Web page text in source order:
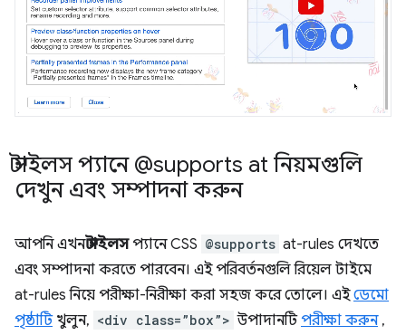
স্টাইলস প্যানে @supports at নিয়মগুলি
দেখুন এবং সম্পাদনা করুন
আপনি এখনস্টাইলসপ্যানে CSS @supports at-rules দেখতে
এবং সম্পাদনা করতে পারবেন। এই পরিবর্তনগুলি রিয়েল টাইমে
at-rules নিয়ে পরীক্ষা-নিরীক্ষা করা সহজ করে তোলে। এইডেমো
পৃষ্ঠাটিখুলুন, <div class=”box”> উপাদানটিপরীক্ষা করুন,